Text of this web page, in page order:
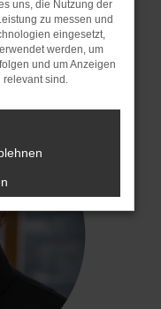
absoluten
uns, die Nutzung der
zu messen und
eingesetzt,
werden, um
und um Anzeigen
relevant sind.